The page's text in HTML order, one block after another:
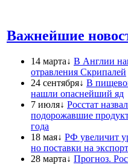
Важнейшие
14 марта↓ В Англии
отравления Скрипалей
24 сентября↓ В
нашли опаснейший яд
7 июля↓ Росстат
подорожавшие
года
18 мая↓ РФ увеличит
но поставки на
28 марта↓ Прогноз.